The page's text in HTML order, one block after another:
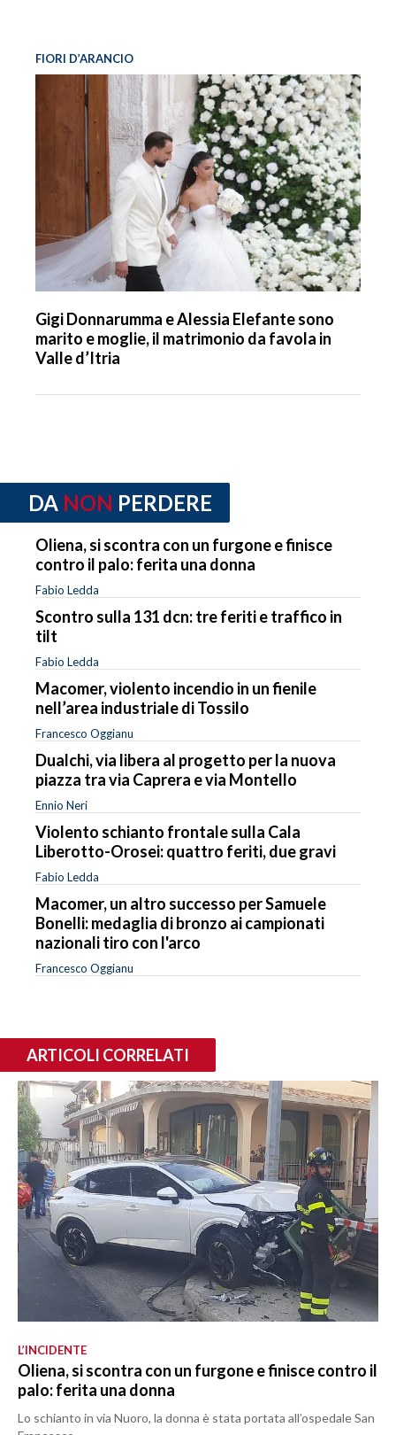
FIORI D’ARANCIO
Gigi Donnarumma e Alessia Elefante sono
marito e moglie, il matrimonio da favola in
Valle d’Itria
DA NON PERDERE
Oliena, si scontra con un furgone e finisce
contro il palo: ferita una donna
Fabio Ledda
Scontro sulla 131 dcn: tre feriti e traffico in
tilt
Fabio Ledda
Macomer, violento incendio in un fienile
nell’area industriale di Tossilo
Francesco Oggianu
Dualchi, via libera al progetto per la nuova
piazza tra via Caprera e via Montello
Ennio Neri
Violento schianto frontale sulla Cala
Liberotto-Orosei: quattro feriti, due gravi
Fabio Ledda
Macomer, un altro successo per Samuele
Bonelli: medaglia di bronzo ai campionati
nazionali tiro con l'arco
Francesco Oggianu
ARTICOLI CORRELATI
L’INCIDENTE
Oliena, si scontra con un furgone e finisce contro il
palo: ferita una donna
Lo schianto in via Nuoro, la donna è stata portata all’ospedale San